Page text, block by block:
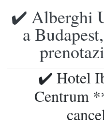
✔️ Alberghi
a
✔️ Hotel
Centrum